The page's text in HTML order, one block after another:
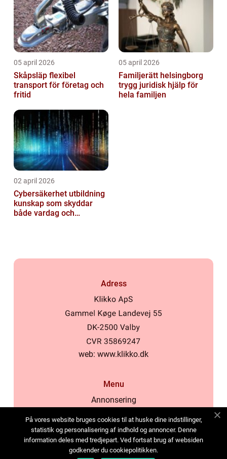
05 april 2026
Skåpsläp flexibel
transport för företag och
fritid
05 april 2026
Familjerätt helsingborg
trygg juridisk hjälp för
hela familjen
02 april 2026
Cybersäkerhet utbildning
kunskap som skyddar
både vardag och
Adress
web: www.klikko.dk
Menu
Annonsering
Cookies
Kontakta oss
Sitemap
På vores website bruges cookies til at huske dine indstillinger,
statistik og personalisering af indhold og annoncer. Denne
information deles med tredjepart. Ved fortsat brug af websiden
godkender du cookiepolitikken.